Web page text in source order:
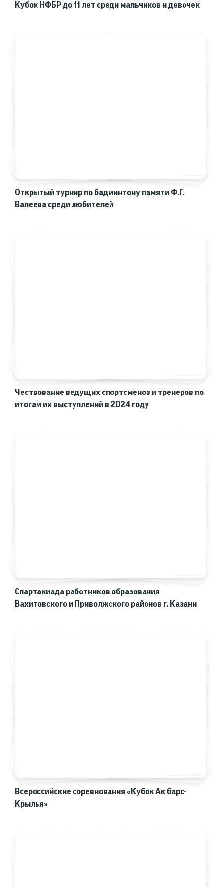
Кубок НФБР до 11 лет среди мальчиков и девочек
Открытый турнир по бадминтону памяти Ф.Г.
Валеева среди любителей
Чествование ведущих спортсменов и тренеров по
итогам их выступлений в 2024 году
Спартакиада работников образования
Вахитовского и Приволжского районов г. Казани
Всероссийские соревнования «Кубок Ак барс-
Крылья»‎